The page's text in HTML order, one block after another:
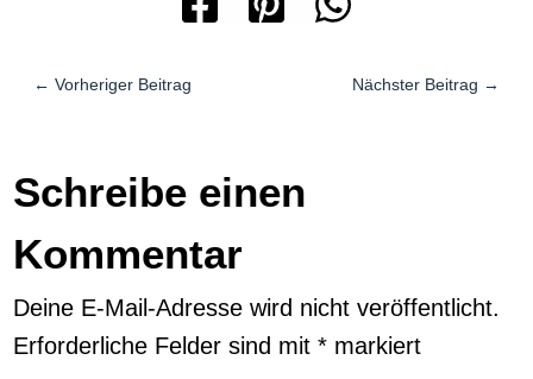
← Vorheriger Beitrag Nächster Beitrag →
Schreibe einen
Kommentar
Deine E-Mail-Adresse wird nicht veröffentlicht.
Erforderliche Felder sind mit *markiert